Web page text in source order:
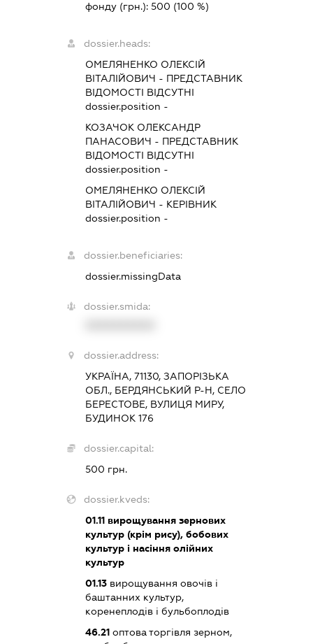
фонду (грн.):500 (100 %)
dossier.heads:
ОМЕЛЯНЕНКО ОЛЕКСІЙ
ВІТАЛІЙОВИЧ - ПРЕДСТАВНИК
ВІДОМОСТІ ВІДСУТНІ
dossier.position -
КОЗАЧОК ОЛЕКСАНДР
ПАНАСОВИЧ - ПРЕДСТАВНИК
ВІДОМОСТІ ВІДСУТНІ
dossier.position -
ОМЕЛЯНЕНКО ОЛЕКСІЙ
ВІТАЛІЙОВИЧ - КЕРІВНИК
dossier.position -
dossier.beneficiaries:
dossier.missingData
dossier.smida:
dossier.address:
УКРАЇНА, 71130, ЗАПОРІЗЬКА
ОБЛ., БЕРДЯНСЬКИЙ Р-Н, СЕЛО
БЕРЕСТОВЕ, ВУЛИЦЯ МИРУ,
БУДИНОК 176
dossier.capital:
500 грн.
dossier.kveds:
01.11 вирощування зернових
культур (крім рису), бобових
культур і насіння олійних
культур
01.13 вирощування овочів і
баштанних культур,
коренеплодів і бульбоплодів
46.21 оптова торгівля зерном,